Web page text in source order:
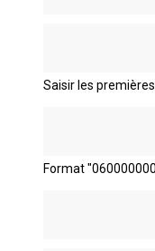
Saisir les
Format